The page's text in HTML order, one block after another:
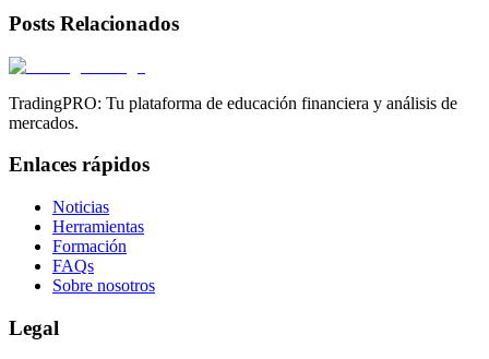
Posts Relacionados
TradingPRO: Tu plataforma de educación financiera y análisis de
mercados.
Enlaces rápidos
Noticias
Herramientas
Formación
FAQs
Sobre nosotros
Legal